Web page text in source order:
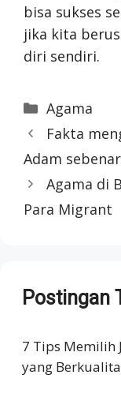
bisa sukses
jika kita
diri sendiri.
Categories
Agama
Fakta
Adam
Agama di
Para Migrant
Postingan
7 Tips Memilih
yang